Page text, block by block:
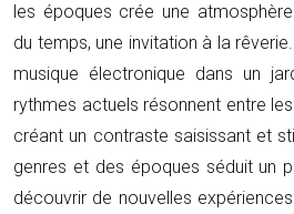
les époques crée une
du temps, une invitation à la
musique électronique dans un
rythmes actuels résonnent entre
créant un contraste saisissant et
genres et des époques séduit un
découvrir de nouvelles